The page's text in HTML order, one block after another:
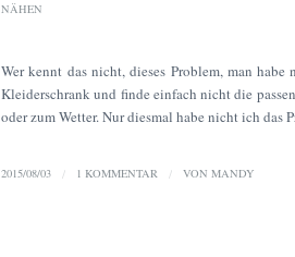
NÄHEN
Wer kennt das nicht, dieses Problem, man
Kleiderschrank und finde einfach nicht die
oder zum Wetter. Nur diesmal habe nicht ich das
2015/08/03 / 1 KOMMENTAR / VON MANDY